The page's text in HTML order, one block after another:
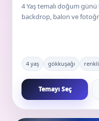
4 Yaş temalı doğum
backdrop, balon ve
4 yaş gökkuşağı renkli
Temayı Seç